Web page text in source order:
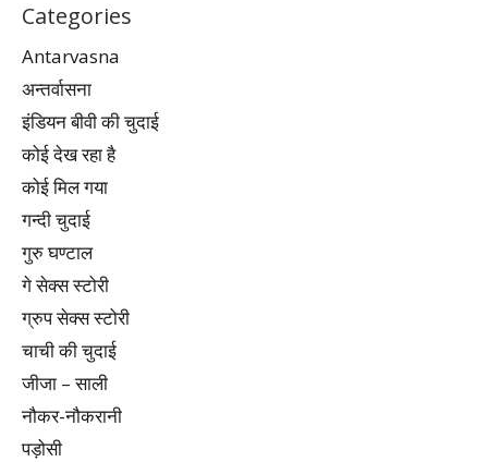
Categories
Antarvasna
अन्तर्वासना
इंडियन बीवी की चुदाई
कोई देख रहा है
कोई मिल गया
गन्दी चुदाई
गुरु घण्टाल
गे सेक्स स्टोरी
ग्रुप सेक्स स्टोरी
चाची की चुदाई
जीजा – साली
नौकर-नौकरानी
पड़ोसी